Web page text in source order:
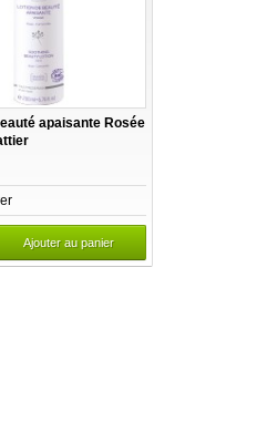
apaisante Rosée
Ajouter au panier